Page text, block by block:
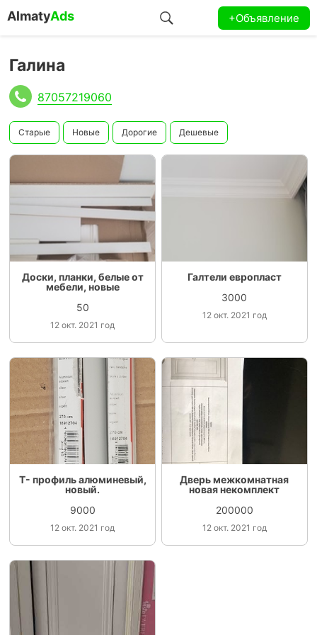
AlmatyAds +Объявление
Галина
87057219060
Старые Новые Дорогие Дешевые
Доски, планки, белые от
мебели, новые
50
12 окт. 2021 год
Галтели европласт
3000
12 окт. 2021 год
Т- профиль алюминевый,
новый.
9000
12 окт. 2021 год
Дверь межкомнатная
новая некомплект
200000
12 окт. 2021 год